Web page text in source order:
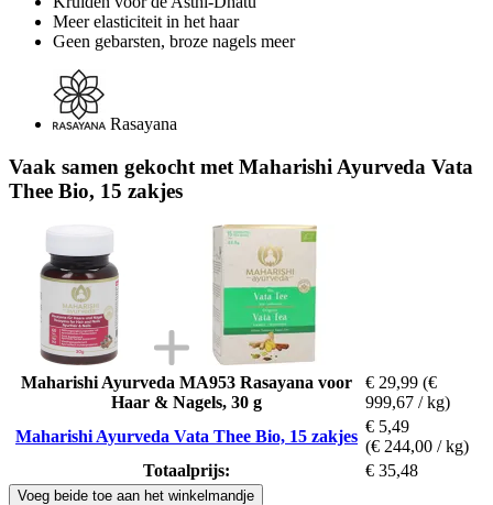
Meer elasticiteit in het haar
Geen gebarsten, broze nagels meer
Rasayana
Vaak samen gekocht met Maharishi Ayurveda Vata
Thee Bio, 15 zakjes
Maharishi Ayurveda MA953 Rasayana voor
Haar & Nagels, 30 g
€ 29,99 (€
999,67 / kg)
Maharishi Ayurveda Vata Thee Bio, 15 zakjes
€ 5,49
(€ 244,00 / kg)
Totaalprijs:
€ 35,48
Voeg beide toe aan het winkelmandje